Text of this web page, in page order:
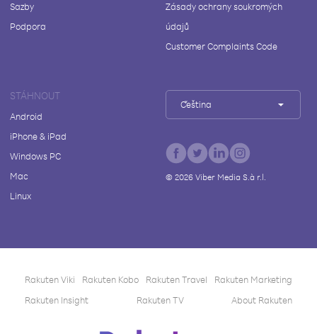
Sazby
Podpora
Zásady ochrany soukromých
údajů
Customer Complaints Code
STÁHNOUT
Android
iPhone & iPad
Windows PC
Mac
Linux
Čeština
© 2026Viber Media S.à r.l.
Rakuten Viki Rakuten Kobo Rakuten Travel
Rakuten Marketing
Rakuten Insight
Rakuten TV About Rakuten